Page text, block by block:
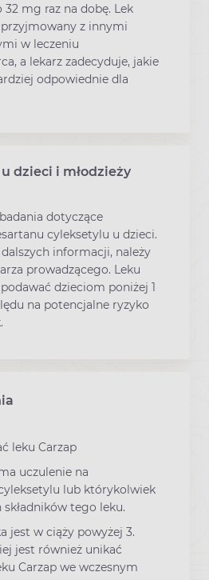
mg raz na dobę. Lek
z innymi
w leczeniu
a lekarz zadecyduje, jakie
odpowiednie dla
dzieci i młodzieży
dotyczące
cyleksetylu u dzieci.
informacji, należy
prowadzącego. Leku
dzieciom poniżej 1
na potencjalne ryzyko
leku Carzap
uczulenie na
lub którykolwiek
składników tego leku.
jest w ciąży powyżej 3.
jest również unikać
Carzap we wczesnym